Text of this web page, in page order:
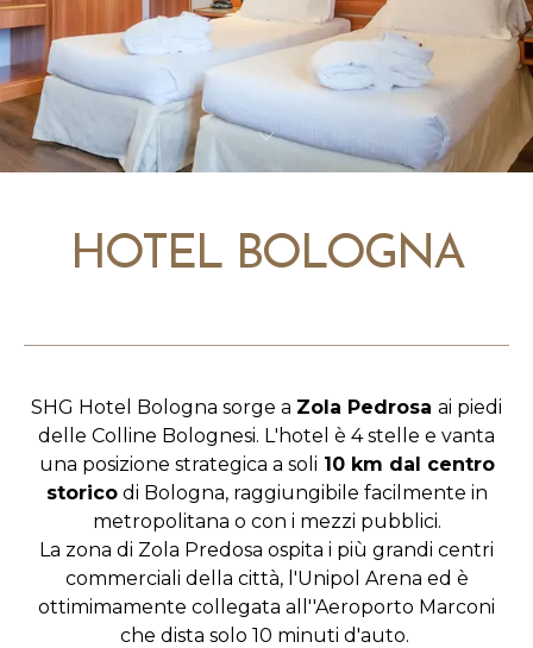
superiore in base alla
disponibilità e
garanzia del miglior
Garage esterno
gratuito incluso
HOTEL BOLOGNA
SHG Hotel Bologna sorge a Zola Pedrosa ai piedi
delle Colline Bolognesi. L'hotel è 4 stelle e vanta
una posizione strategica a soli 10 km dal centro
storicodi Bologna, raggiungibile facilmente in
metropolitana o con i mezzi pubblici.
La zona di Zola Predosa ospita i più grandi centri
commerciali della città, l'Unipol Arena ed è
ottimimamente collegata all''Aeroporto Marconi
che dista solo 10 minuti d'auto.